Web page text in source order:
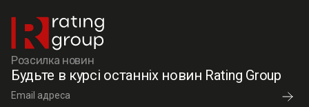
Розсилка новин
Будьте в курсі останніх новин Rating Group